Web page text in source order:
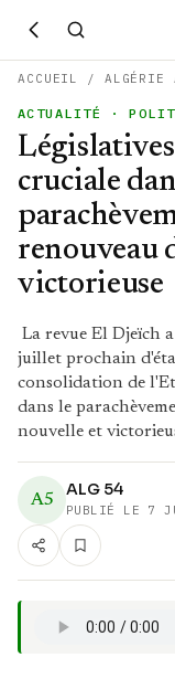
ACCUEIL / ALGÉRIE
ACTUALITÉ ·
cruciale
renouveau
victorieuse
La revue El Djeïch
juillet prochain
consolidation de
dans le
nouvelle et
A5
ALG 54
PUBLIÉ LE 7